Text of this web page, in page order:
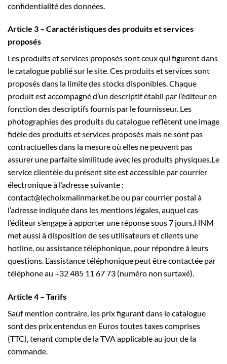
confidentialité des données.
Article 3 – Caractéristiques des produits et services
proposés
Les produits et services proposés sont ceux qui figurent dans
le catalogue publié sur le site. Ces produits et services sont
proposés dans la limite des stocks disponibles. Chaque
produit est accompagné d’un descriptif établi par l’éditeur en
fonction des descriptifs fournis par le fournisseur. Les
photographies des produits du catalogue reflètent une image
fidèle des produits et services proposés mais ne sont pas
contractuelles dans la mesure où elles ne peuvent pas
assurer une parfaite similitude avec les produits physiques.Le
service clientèle du présent site est accessible par courrier
électronique à l’adresse suivante :
contact@lechoixmalinmarket.be ou par courrier postal à
l’adresse indiquée dans les mentions légales, auquel cas
l’éditeur s’engage à apporter une réponse sous 7 jours.HNM
met aussi à disposition de ses utilisateurs et clients une
hotline, ou assistance téléphonique, pour répondre à leurs
questions. L’assistance téléphonique peut être contactée par
téléphone au +32 485 11 67 73 (numéro non surtaxé).
Article 4 – Tarifs
Sauf mention contraire, les prix figurant dans le catalogue
sont des prix entendus en Euros toutes taxes comprises
(TTC), tenant compte de la TVA applicable au jour de la
commande.